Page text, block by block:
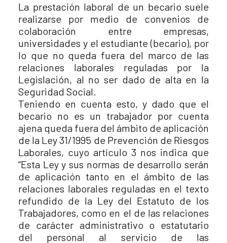
La prestación laboral de un becario suele
realizarse por medio de convenios de
colaboración entre empresas,
universidades y el estudiante (becario), por
lo que no queda fuera del marco de las
relaciones laborales reguladas por la
Legislación, al no ser dado de alta en la
Seguridad Social.
Teniendo en cuenta esto, y dado que el
becario no es un trabajador por cuenta
ajena queda fuera del ámbito de aplicación
de la Ley 31/1995 de Prevención de Riesgos
Laborales, cuyo artículo 3 nos indica que
“Esta Ley y sus normas de desarrollo serán
de aplicación tanto en el ámbito de las
relaciones laborales reguladas en el texto
refundido de la Ley del Estatuto de los
Trabajadores, como en el de las relaciones
de carácter administrativo o estatutario
del personal al servicio de las